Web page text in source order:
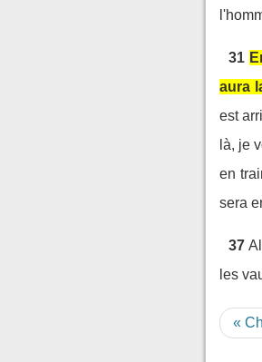
31
aura
est
là, je
en
sera
37
les
«